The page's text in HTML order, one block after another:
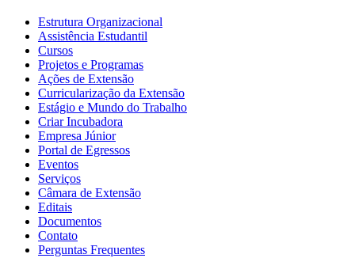
Estrutura Organizacional
Assistência Estudantil
Cursos
Projetos e Programas
Ações de Extensão
Curricularização da Extensão
Estágio e Mundo do Trabalho
Criar Incubadora
Empresa Júnior
Portal de Egressos
Eventos
Serviços
Câmara de Extensão
Editais
Documentos
Contato
Perguntas Frequentes